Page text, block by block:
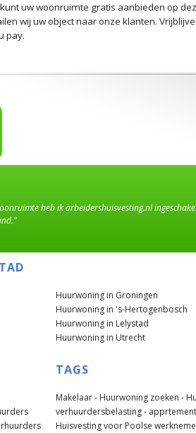
uw woonruimte gratis aanbieden op
wij uw object naar onze klanten.
pay.
heb ik arbeidershuisvesting.nl
Huurwoning in Groningen
Huurwoning in 's-Hertogenbosch
Huurwoning in Lelystad
Huurwoning in Utrecht
TAGS
Makelaar - Huurwoning zoeken -
verhuurdersbelasting -
Huisvesting voor Poolse